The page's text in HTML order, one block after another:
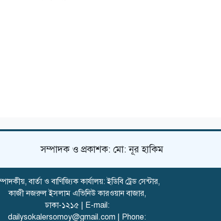
সম্পাদক ও প্রকাশক: মো: নূর হাকিম
বার্তা ও বাণিজ্যিক কার্যালয়: ইডিবি ট্রেড সেন্টার,
কাজী নজরুল ইসলাম এভিনিউ কারওয়ান বাজার,
ঢাকা-১২১৫ | E-mail:
dailysokalersomoy@gmail.com | Phone: